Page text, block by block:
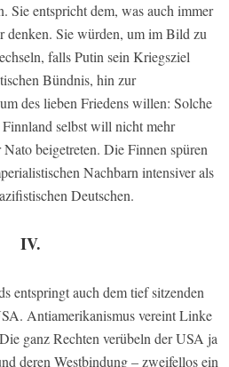
Sie entspricht dem, was auch immer
denken. Sie würden, um im Bild zu
falls Putin sein Kriegsziel
Bündnis, hin zur
des lieben Friedens willen: Solche
selbst will nicht mehr
beigetreten. Die Finnen spüren
Nachbarn intensiver als
Deutschen.
IV.
entspringt auch dem tief sitzenden
Antiamerikanismus vereint Linke
ganz Rechten verübeln der USA ja
deren Westbindung – zweifellos ein